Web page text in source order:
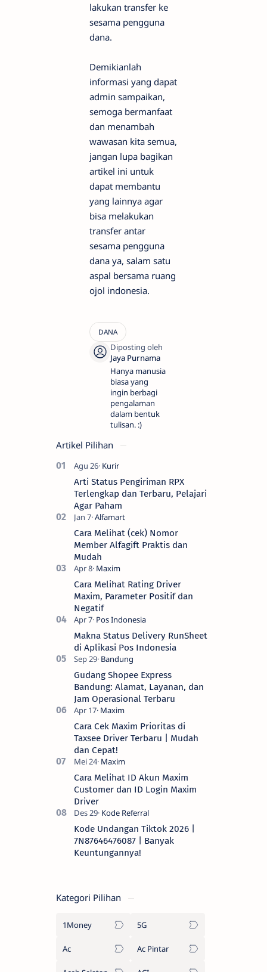
lakukan transfer ke
sesama pengguna
dana.
Demikianlah
informasi yang dapat
admin sampaikan,
semoga bermanfaat
dan menambah
wawasan kita semua,
jangan lupa bagikan
artikel ini untuk
dapat membantu
yang lainnya agar
bisa melakukan
transfer antar
sesama pengguna
dana ya, salam satu
aspal bersama ruang
ojol indonesia.
Hanya manusia
biasa yang
ingin berbagi
pengalaman
dalam bentuk
tulisan. :)
Artikel Pilihan
Arti Status Pengiriman RPX
Terlengkap dan Terbaru, Pelajari
Agar Paham
Cara Melihat (cek) Nomor
Member Alfagift Praktis dan
Mudah
Cara Melihat Rating Driver
Maxim, Parameter Positif dan
Negatif
Makna Status Delivery RunSheet
di Aplikasi Pos Indonesia
Gudang Shopee Express
Bandung: Alamat, Layanan, dan
Jam Operasional Terbaru
Cara Cek Maxim Prioritas di
Taxsee Driver Terbaru | Mudah
dan Cepat!
Cara Melihat ID Akun Maxim
Customer dan ID Login Maxim
Driver
Kode Undangan Tiktok 2026 |
7N87646476087 | Banyak
Keuntungannya!
Kategori Pilihan
1Money 5G
Ac Ac Pintar